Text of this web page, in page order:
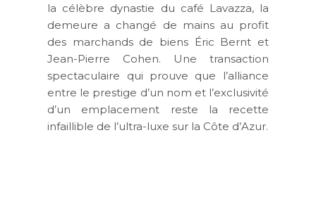
la célèbre dynastie du café Lavazza, la
demeure a changé de mains au profit
des marchands de biens Éric Bernt et
Jean-Pierre Cohen. Une transaction
spectaculaire qui prouve que l’alliance
entre le prestige d’un nom et l’exclusivité
d’un emplacement reste la recette
infaillible de l’ultra-luxe sur la Côte d’Azur.